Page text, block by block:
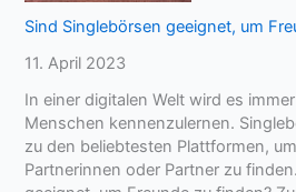
Sind Singlebörsen geeignet, um
11. April 2023
In einer digitalen Welt wird es
Menschen kennenzulernen.
zu den beliebtesten Plattformen,
Partnerinnen oder Partner zu